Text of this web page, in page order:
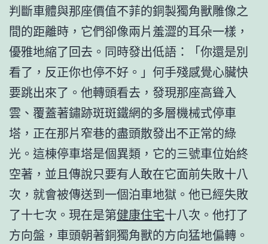
判斷車體與那座價值不菲的銅製獨角獸雕像之
間的距離時，它們卻像兩片羞澀的耳朵一樣，
優雅地縮了回去。同時發出低語：「你還是別
看了，反正你也停不好。」何手殘感覺心臟快
要跳出來了。他轉頭看去，發現那座高聳入
雲、覆蓋著鏽跡斑斑鐵網的多層機械式停車
塔，正在那片窄巷的盡頭散發出不正常的綠
光。這棟停車塔是個異類，它的三號車位始終
空著，並且傳說只要有人敢在它面前失敗十八
次，就會被傳送到一個泊車地獄。他已經失敗
了十七次。現在是第健康住宅十八次。他打了
方向盤，車頭朝著銅獨角獸的方向猛地偏轉。